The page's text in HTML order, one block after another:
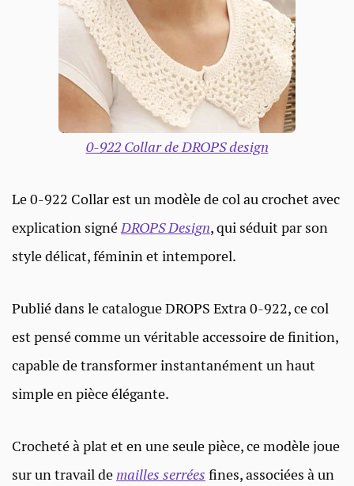
0-922 Collar de DROPS design
Le 0-922 Collar est un modèle de col au crochet avec
explication signé DROPS Design, qui séduit par son
style délicat, féminin et intemporel.
Publié dans le catalogue DROPS Extra 0-922, ce col
est pensé comme un véritable accessoire de finition,
capable de transformer instantanément un haut
simple en pièce élégante.
Crocheté à plat et en une seule pièce, ce modèle joue
sur un travail de mailles serrées fines, associées à un